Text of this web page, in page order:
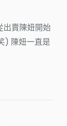
出賣陳妞開始
) 陳妞一直是